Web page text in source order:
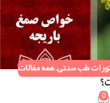
طب سنتی,همه مقالات
0